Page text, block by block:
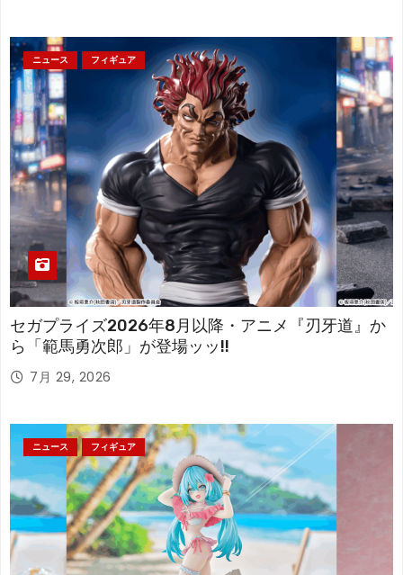
ニュース フィギュア
セガプライズ2026年8月以降・アニメ『刃牙道』か
ら「範馬勇次郎」が登場ッッ!!
7月 29, 2026
ニュース フィギュア